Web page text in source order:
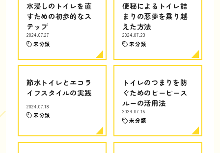
水浸しのトイレを直
すための初歩的なス
テップ
2024.07.27
未分類
便秘によるトイレ詰
まりの悪夢を乗り越
えた方法
2024.07.23
未分類
節水トイレとエコラ
イフスタイルの実践
2024.07.18
未分類
トイレのつまりを防
ぐためのピーピース
ルーの活用法
2024.07.16
未分類